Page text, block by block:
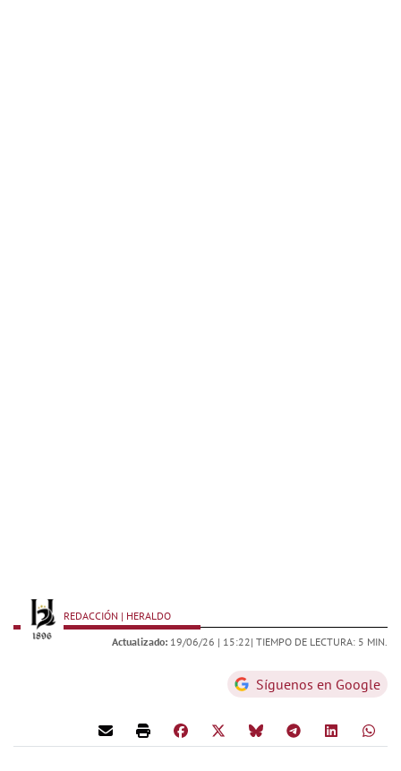
REDACCIÓN | HERALDO
Actualizado: 19/06/26 | 15:22| TIEMPO DE LECTURA: 5 MIN.
Síguenos en Google